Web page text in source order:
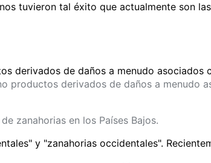
tuvieron tal éxito que actualmente son
productos derivados de daños a menudo
zanahorias en los Países Bajos.
y "zanahorias occidentales".